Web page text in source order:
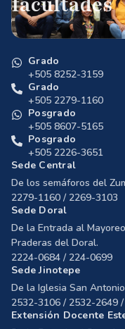
Grado
+505 8252-3159
Grado
+505 2279-1160
Posgrado
+505 8607-5165
Posgrado
+505 2226-3651
Sede Central
De los semáforos del
2279-1160 / 2269-3103
Sede Doral
De la Entrada al
Praderas del Doral.
2224-0684 / 224-0699
Sede Jinotepe
De la Iglesia San
2532-3106 / 2532-2649
Extensión Docente